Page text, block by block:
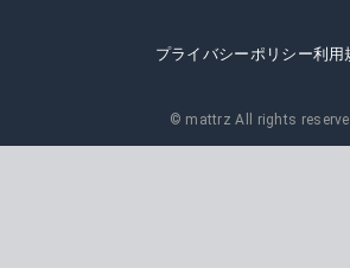
プライバシーポリシー利用
© mattrz All rights